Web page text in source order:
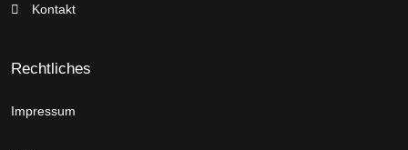
Kontakt
Rechtliches
Impressum